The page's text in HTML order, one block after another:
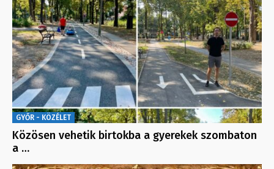
GYŐR - KÖZÉLET
Közösen vehetik birtokba a gyerekek szombaton
a …